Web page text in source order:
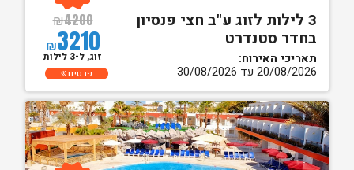
3 לילות לזוג ע"ב חצי פנסיון
בחדר סטנדרט
תאריכי האירוח:
20/08/2026 עד 30/08/2026
₪4200
₪3210
זוג, ל-3 לילות
פרטים